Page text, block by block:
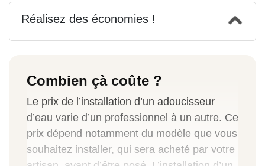
Réalisez des économies !
Combien çà coûte ?
Le prix de l’installation d’un adoucisseur
d’eau varie d’un professionnel à un autre. Ce
prix dépend notamment du modèle que vous
souhaitez installer, qui sera acheté par votre